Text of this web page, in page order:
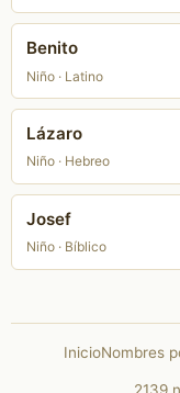
Benito
Niño · Latino
Lázaro
Niño · Hebreo
Josef
Niño · Bíblico
InicioNombres